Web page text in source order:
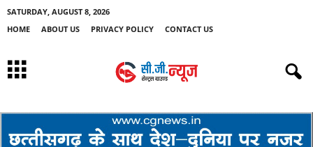
SATURDAY, AUGUST 8, 2026
HOME
ABOUT US PRIVACY POLICY CONTACT US